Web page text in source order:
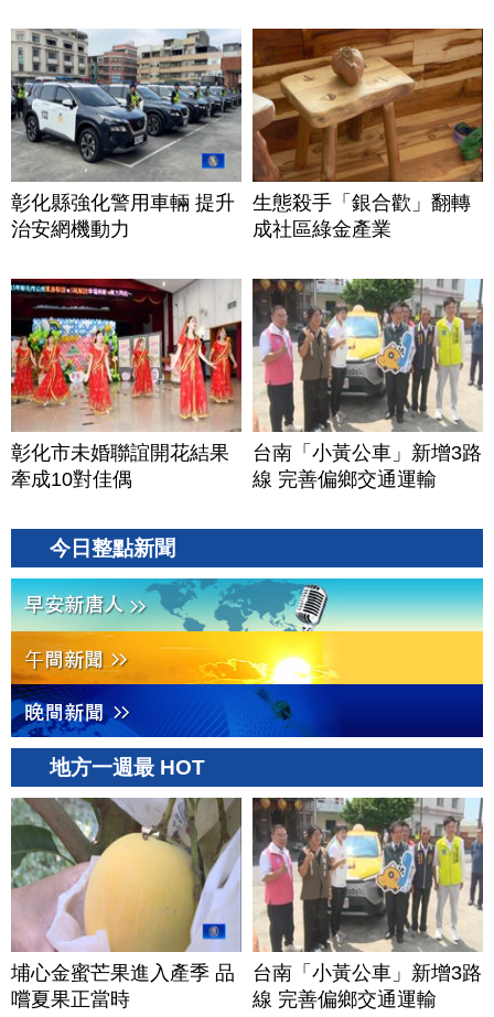
彰化縣強化警用車輛 提升
治安網機動力
生態殺手「銀合歡」翻轉
成社區綠金產業
彰化市未婚聯誼開花結果
牽成10對佳偶
台南「小黃公車」新增3路
線 完善偏鄉交通運輸
今日整點新聞
地方一週最 HOT
埔心金蜜芒果進入產季 品
嚐夏果正當時
台南「小黃公車」新增3路
線 完善偏鄉交通運輸